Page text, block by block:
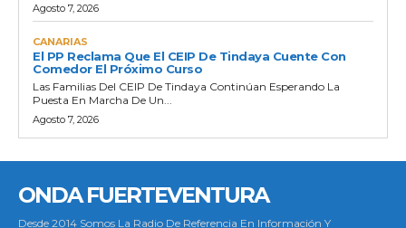
Agosto 7, 2026
CANARIAS
El PP Reclama Que El CEIP De Tindaya Cuente Con
Comedor El Próximo Curso
Las Familias Del CEIP De Tindaya Continúan Esperando La
Puesta En Marcha De Un...
Agosto 7, 2026
ONDA FUERTEVENTURA
Desde 2014 Somos La Radio De Referencia En Información Y